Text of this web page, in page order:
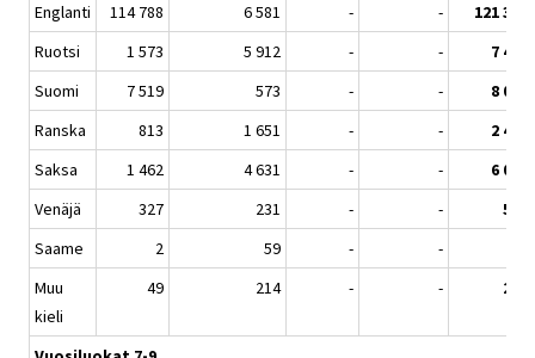
Englanti
114 788 6 581 - -
121 369
Ruotsi
1 573 5 912 - -
7 485
Suomi
7 519 573 - -
8 092
Ranska
813 1 651 - -
2 464
Saksa
1 462 4 631 - -
6 093
Venäjä
327 231 - -
558
Saame
2 59 - -
Muu
kieli
49 214 - - 263